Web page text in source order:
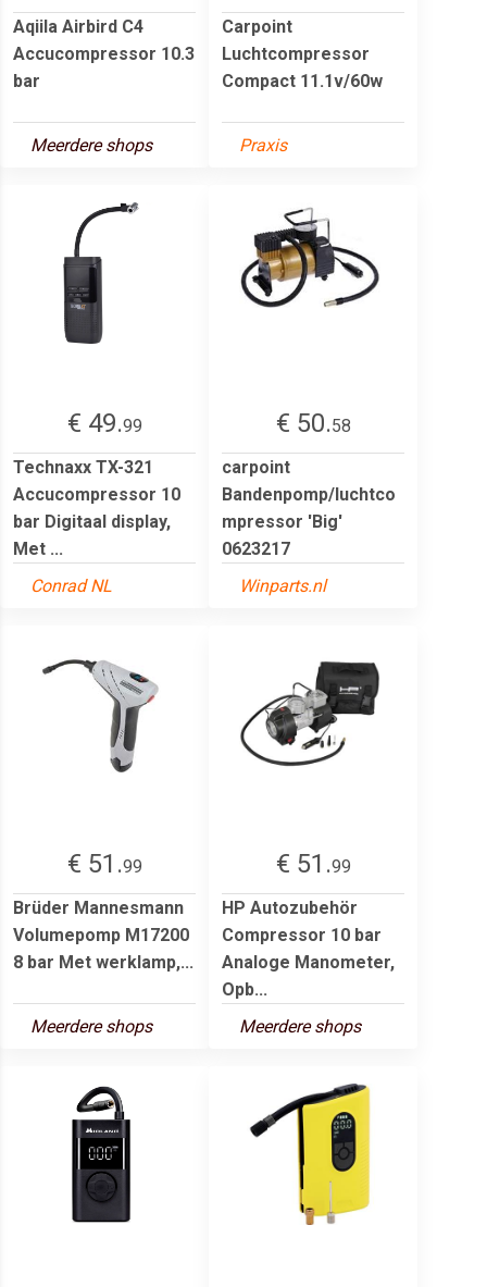
Aqiila Airbird C4
Accucompressor 10.3
bar
Meerdere shops
Carpoint
Luchtcompressor
Compact 11.1v/60w
Praxis
€ 49.99
Technaxx TX-321
Accucompressor 10
bar Digitaal display,
Met ...
Conrad NL
€ 50.58
carpoint
Bandenpomp/luchtco
mpressor 'Big'
0623217
Winparts.nl
€ 51.99
Brüder Mannesmann
Volumepomp M17200
8 bar Met werklamp,...
Meerdere shops
€ 51.99
HP Autozubehör
Compressor 10 bar
Analoge Manometer,
Opb...
Meerdere shops